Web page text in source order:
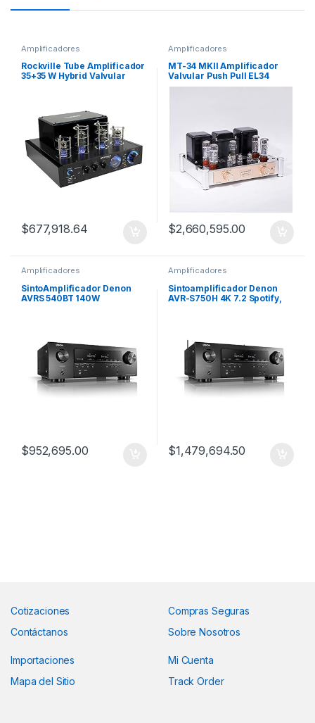
Amplificadores
Rockville Tube Amplificador
35+35 W Hybrid Valvular
$677,918.64
Amplificadores
MT-34 MKII Amplificador
Valvular Push Pull EL34
Triode Hi-FI Clase A
$2,660,595.00
Amplificadores
SintoAmplificador Denon
AVRS 540BT 140W
$952,695.00
Amplificadores
Sintoamplificador Denon
AVR-S750H 4K 7.2 Spotify,
$1,479,694.50
Cotizaciones
Contáctanos
Compras Seguras
Sobre Nosotros
Importaciones
Mapa del Sitio
Mi Cuenta
Track Order